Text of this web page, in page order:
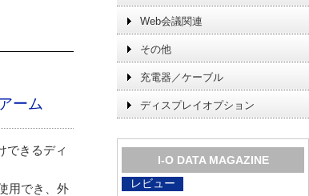
ーム
できるディ
用でき、外
Web会議関連
その他
充電器／ケーブル
ディスプレイオプション
I-O DATA MAGAZINE
レビュー